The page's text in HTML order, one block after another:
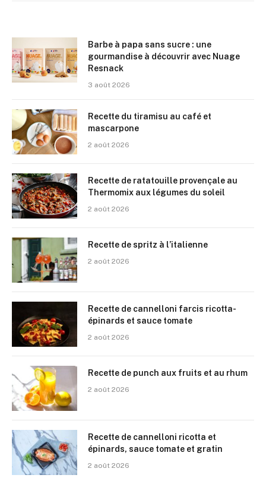
Barbe à papa sans sucre : une
gourmandise à découvrir avec Nuage
Resnack
3 août 2026
Recette du tiramisu au café et
mascarpone
2 août 2026
Recette de ratatouille provençale au
Thermomix aux légumes du soleil
2 août 2026
Recette de spritz à l’italienne
2 août 2026
Recette de cannelloni farcis ricotta-
épinards et sauce tomate
2 août 2026
Recette de punch aux fruits et au rhum
2 août 2026
Recette de cannelloni ricotta et
épinards, sauce tomate et gratin
2 août 2026